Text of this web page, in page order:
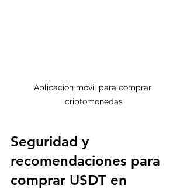
Aplicación móvil para comprar
criptomonedas
Seguridad y
recomendaciones para
comprar USDT en